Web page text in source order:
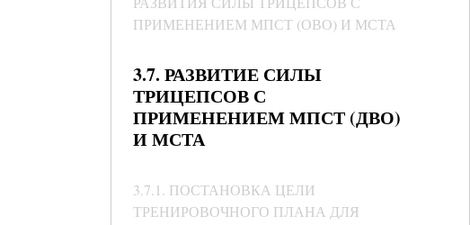
ПРИМЕНЕНИЕМ МПСТ (ОВО) И МСТА
3.7. РАЗВИТИЕ СИЛЫ
ТРИЦЕПСОВ С
ПРИМЕНЕНИЕМ МПСТ (ДВО)
И МСТА
3.7.1. ПОСТАНОВКА ЦЕЛИ
ТРЕНИРОВОЧНОГО ПЛАНА ДЛЯ